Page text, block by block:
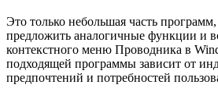
Это только небольшая часть
предложить аналогичные функции и
контекстного меню Проводника в
подходящей программы зависит от
предпочтений и потребностей